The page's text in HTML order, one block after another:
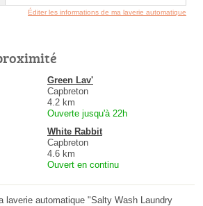
Éditer les informations de ma laverie automatique
Green Lav'
Capbreton
4.2 km
Ouverte jusqu'à 22h
White Rabbit
Capbreton
4.6 km
Ouvert en continu
laverie automatique "Salty Wash Laundry